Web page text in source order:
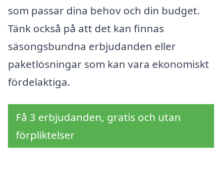
som passar dina behov och din budget.
Tänk också på att det kan finnas
säsongsbundna erbjudanden eller
paketlösningar som kan vara ekonomiskt
fördelaktiga.
Få 3 erbjudanden, gratis och utan
förpliktelser